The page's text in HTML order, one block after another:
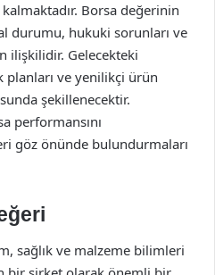
Borsa değerinin
durumu, hukuki sorunları ve
ilişkilidir. Gelecekteki
planları ve yenilikçi ürün
şekillenecektir.
performansını
göz önünde bulundurmaları
sağlık ve malzeme bilimleri